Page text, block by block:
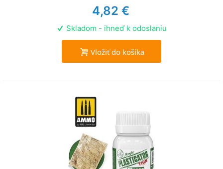
4,82 €
Skladom - ihneď k odoslaniu
Vložiť do košíka